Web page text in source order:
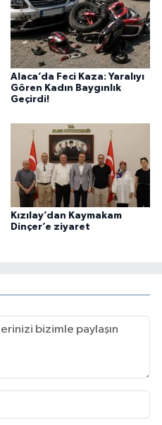
Alaca’da Feci Kaza: Yaralıyı
Gören Kadın Baygınlık
Geçirdi!
Kızılay’dan Kaymakam
Dinçer’e ziyaret